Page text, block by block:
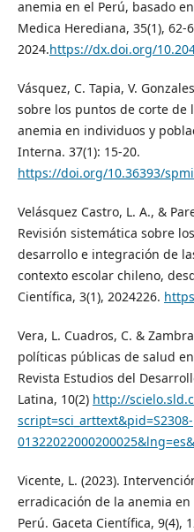
anemia en el Perú, basado
Medica Herediana, 35(1),
2024.https://dx.doi.org/
Vásquez, C. Tapia, V.
sobre los puntos de corte
anemia en individuos y
Interna. 37(1): 15-20.
https://doi.org/10.36393/
Velásquez Castro, L. A., &
Revisión sistemática sobre
desarrollo e integración de
contexto escolar chileno,
Científica, 3(1), 2024226.
Vera, L. Cuadros, C. &
políticas públicas de salud
Revista Estudios del
Latina, 10(2) http://
script=sci_arttext&pid=S2308-
Vicente, L. (2023).
erradicación de la anemia
Perú. Gaceta Científica, 9(4),